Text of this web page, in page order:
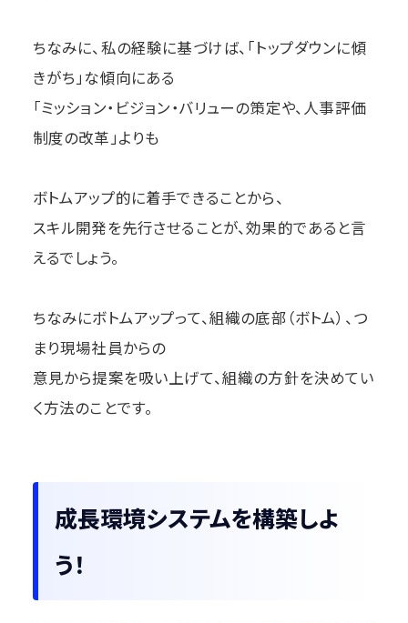
ちなみに、私の経験に基づけば、「トップダウンに傾
きがち」な傾向にある
「ミッション・ビジョン・バリューの策定や、人事評価
制度の改革」よりも
ボトムアップ的に着手できることから、
スキル開発を先行させることが、効果的であると言
えるでしょう。
ちなみにボトムアップって、組織の底部（ボトム）、つ
まり現場社員からの
意見から提案を吸い上げて、組織の方針を決めてい
く方法のことです。
成長環境システムを構築しよ
う！